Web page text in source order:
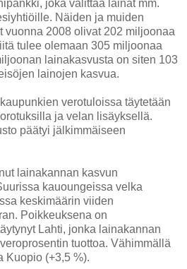
joka välittää lainat mm.
Näiden ja muiden
vuonna 2008 olivat 202 miljoonaa
tulee olemaan 305 miljoonaa
lainakasvusta on siten 103
lainojen kasvua.
verotuloissa täytetään
ja velan lisäyksellä.
päätyi jälkimmäiseen
lainakannan kasvun
kauoungeissa velka
keskimäärin viiden
Poikkeuksena on
Lahti, jonka lainakannan
tuottoa. Vähimmällä
Kuopio (+3,5 %).